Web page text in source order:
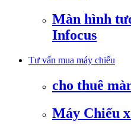
Màn hình
Infocus
Tư vấn mua máy chiếu
cho thuê
Máy Chiếu